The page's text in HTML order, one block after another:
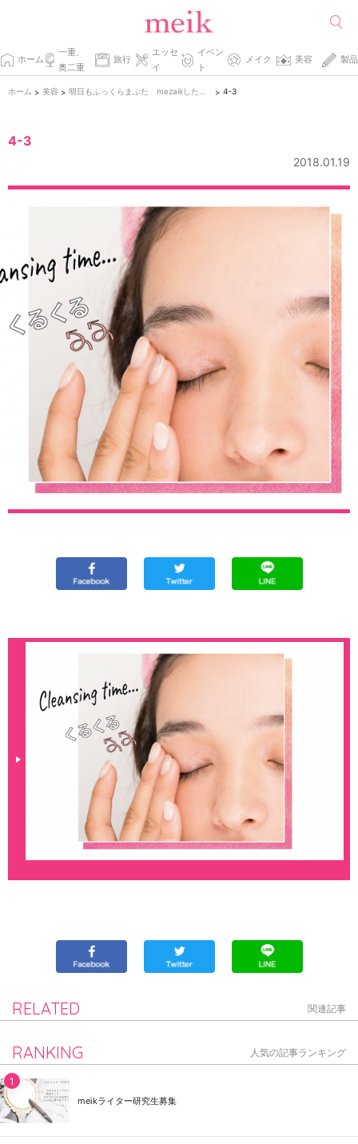
ホーム
一重、
奥二重
旅行
エッセ
イ
イベン
ト
メイク 美容 製品
ホーム > 美容 > > 4-3
4-3
2018.01.19
RELATED 関連記事
RANKING 人気の記事ランキング
meikライター研究生募集